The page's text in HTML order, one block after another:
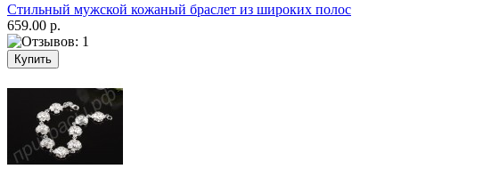
Стильный мужской кожаный браслет из широких полос
659.00 р.